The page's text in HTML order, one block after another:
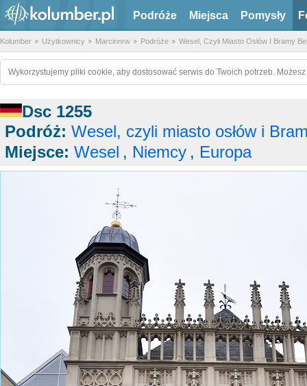
Podróże Miejsca Pomysły
Kolumber Użytkownicy Marcinnrw Podróże Wesel, Czyli Miasto Osłów I Bramy
Wykorzystujemy pliki cookie, aby dostosować serwis do Twoich potrzeb.
Dsc 1255
Podróż: Wesel, czyli miasto osłów i
Miejsce: Wesel , Niemcy , Europa